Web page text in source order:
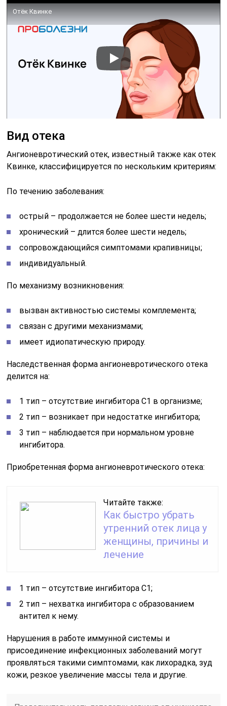
Отёк Квинке
Вид отека
Ангионевротический отек, известный также как отек
Квинке, классифицируется по нескольким критериям:
По течению заболевания:
острый – продолжается не более шести недель;
хронический – длится более шести недель;
сопровождающийся симптомами крапивницы;
индивидуальный.
По механизму возникновения:
вызван активностью системы комплемента;
связан с другими механизмами;
имеет идиопатическую природу.
Наследственная форма ангионевротического отека
делится на:
1 тип – отсутствие ингибитора С1 в организме;
2 тип – возникает при недостатке ингибитора;
3 тип – наблюдается при нормальном уровне
ингибитора.
Приобретенная форма ангионевротического отека:
Читайте также:
Как быстро убрать
утренний отек лица у
женщины, причины и
лечение
1 тип – отсутствие ингибитора С1;
2 тип – нехватка ингибитора с образованием
антител к нему.
Нарушения в работе иммунной системы и
присоединение инфекционных заболеваний могут
проявляться такими симптомами, как лихорадка, зуд
кожи, резкое увеличение массы тела и другие.